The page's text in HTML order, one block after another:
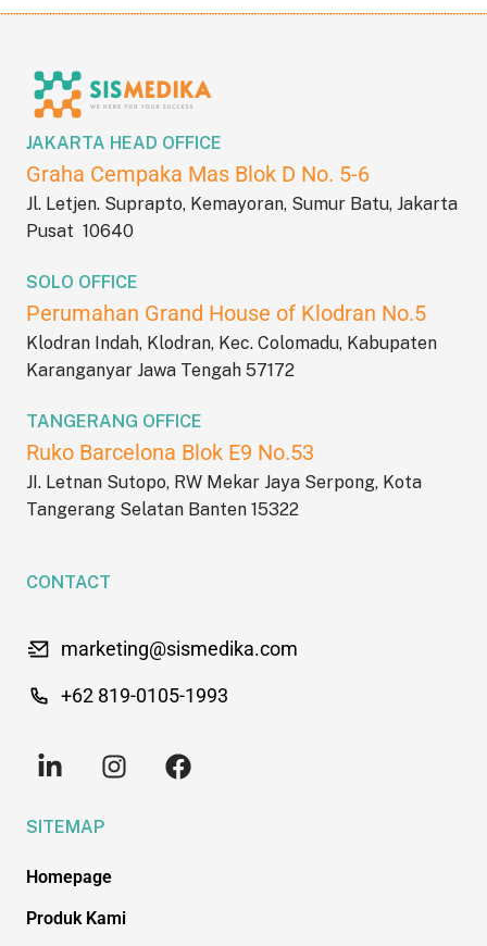
JAKARTA HEAD OFFICE
Graha Cempaka Mas Blok D No. 5-6
Jl. Letjen. Suprapto, Kemayoran, Sumur Batu, Jakarta
Pusat 10640
SOLO OFFICE
Perumahan Grand House of Klodran No.5
Klodran Indah, Klodran, Kec. Colomadu, Kabupaten
Karanganyar Jawa Tengah 57172
TANGERANG OFFICE
Ruko Barcelona Blok E9 No.53
JI. Letnan Sutopo, RW Mekar Jaya Serpong, Kota
Tangerang Selatan Banten 15322
CONTACT
marketing@sismedika.com
+62 819-0105-1993
SITEMAP
Homepage
Produk Kami